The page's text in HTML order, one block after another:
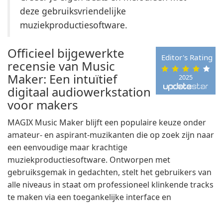
deze gebruiksvriendelijke
muziekproductiesoftware.
2025
Editor's Rating
Officieel bijgewerkte
recensie van Music
Maker: Een intuïtief
digitaal audiowerkstation
voor makers
MAGIX Music Maker blijft een populaire keuze onder
amateur- en aspirant-muzikanten die op zoek zijn naar
een eenvoudige maar krachtige
muziekproductiesoftware. Ontworpen met
gebruiksgemak in gedachten, stelt het gebruikers van
alle niveaus in staat om professioneel klinkende tracks
te maken via een toegankelijke interface en